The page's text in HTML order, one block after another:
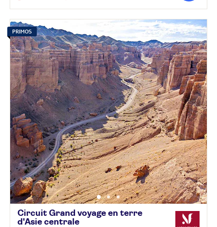
PRIMOS
Circuit Grand voyage en terre
d'Asie centrale